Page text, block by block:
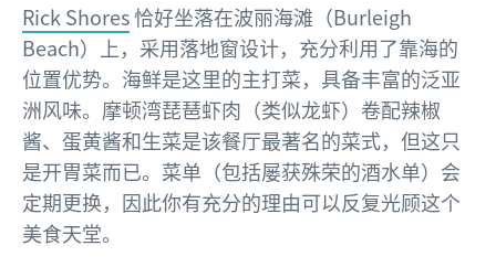
Rick Shores恰好坐落在波丽海滩（Burleigh
Beach）上，采用落地窗设计，充分利用了靠海的
位置优势。海鲜是这里的主打菜，具备丰富的泛亚
洲风味。摩顿湾琵琶虾肉（类似龙虾）卷配辣椒
酱、蛋黄酱和生菜是该餐厅最著名的菜式，但这只
是开胃菜而已。菜单（包括屡获殊荣的酒水单）会
定期更换，因此你有充分的理由可以反复光顾这个
美食天堂。